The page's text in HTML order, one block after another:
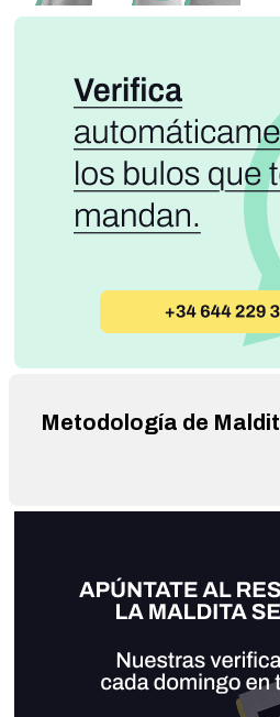
decían: “Señor, ¿qué está
apartado. Sacaron a Sánchez
echaron. “Fuera”.
Nadie lo ha visto.
Metodología de